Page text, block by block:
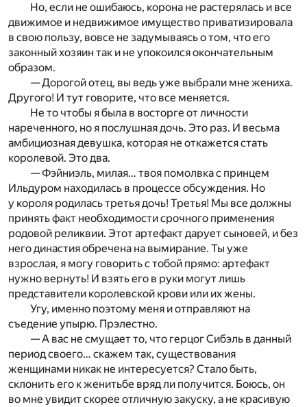
Но, если не ошибаюсь, корона не растерялась и все
движимое и недвижимое имущество приватизировала
в свою пользу, вовсе не задумываясь о том, что его
законный хозяин так и не упокоился окончательным
образом.
— Дорогой отец, вы ведь уже выбрали мне жениха.
Другого! И тут говорите, что все меняется.
Не то чтобы я была в восторге от личности
нареченного, но я послушная дочь. Это раз. И весьма
амбициозная девушка, которая не откажется стать
королевой. Это два.
— Фэйниэль, милая… твоя помолвка с принцем
Ильдуром находилась в процессе обсуждения. Но
у короля родилась третья дочь! Третья! Мы все должны
принять факт необходимости срочного применения
родовой реликвии. Этот артефакт дарует сыновей, и без
него династия обречена на вымирание. Ты уже
взрослая, я могу говорить с тобой прямо: артефакт
нужно вернуть! И взять его в руки могут лишь
представители королевской крови или их жены.
Угу, именно поэтому меня и отправляют на
съедение упырю. Прэлестно.
— А вас не смущает то, что герцог Сибэль в данный
период своего… скажем так, существования
женщинами никак не интересуется? Стало быть,
склонить его к женитьбе вряд ли получится. Боюсь, он
во мне увидит скорее отличную закуску, а не красивую